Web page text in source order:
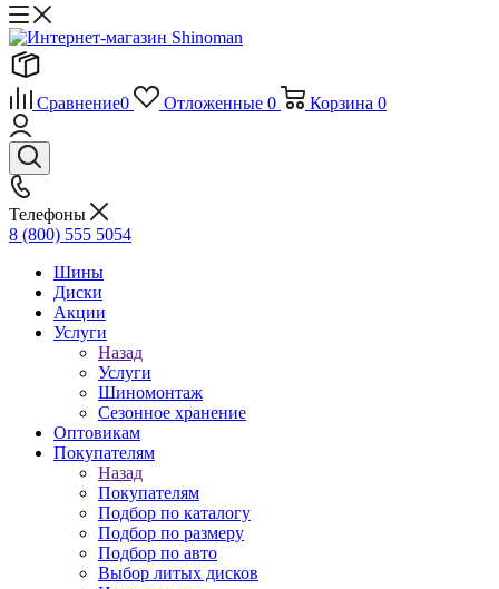
Сравнение0 Отложенные 0 Корзина 0
Телефоны
8 (800) 555 5054
Шины
Диски
Акции
Услуги
Назад
Услуги
Шиномонтаж
Сезонное хранение
Оптовикам
Покупателям
Назад
Покупателям
Подбор по каталогу
Подбор по размеру
Подбор по авто
Выбор литых дисков